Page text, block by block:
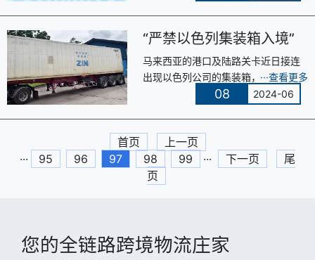
况。2.LB···
08 2024-06
“严禁以色列集装箱入境”
马来西亚的港口及陆路关卡近日接连
出现以色列公司的集装箱，引起当局
关注。据马来西亚《光华日报》、马
首页
上一页
···
95 96 97 98 99 ··· 下一页
尾
页
您的全链路跨境物流庄家